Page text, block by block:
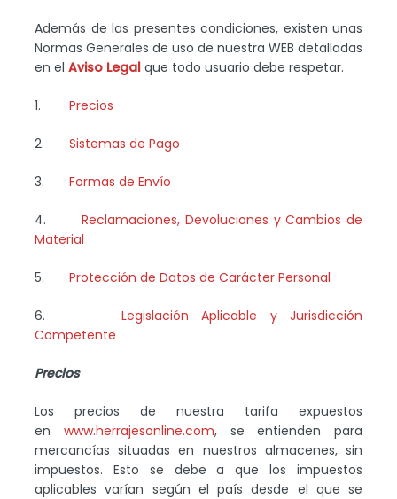
Además de las presentes condiciones, existen unas
Normas Generales de uso de nuestra WEB detalladas
en el Aviso Legal que todo usuario debe respetar.
1. Precios
2. Sistemas de Pago
3. Formas de Envío
4.Reclamaciones, Devoluciones y Cambios de
Material
5. Protección de Datos de Carácter Personal
6. Legislación Aplicable y Jurisdicción
Competente
Precios
Los precios de nuestra tarifa expuestos
en www.herrajesonline.com, se entienden para
mercancías situadas en nuestros almacenes, sin
impuestos. Esto se debe a que los impuestos
aplicables varían según el país desde el que se